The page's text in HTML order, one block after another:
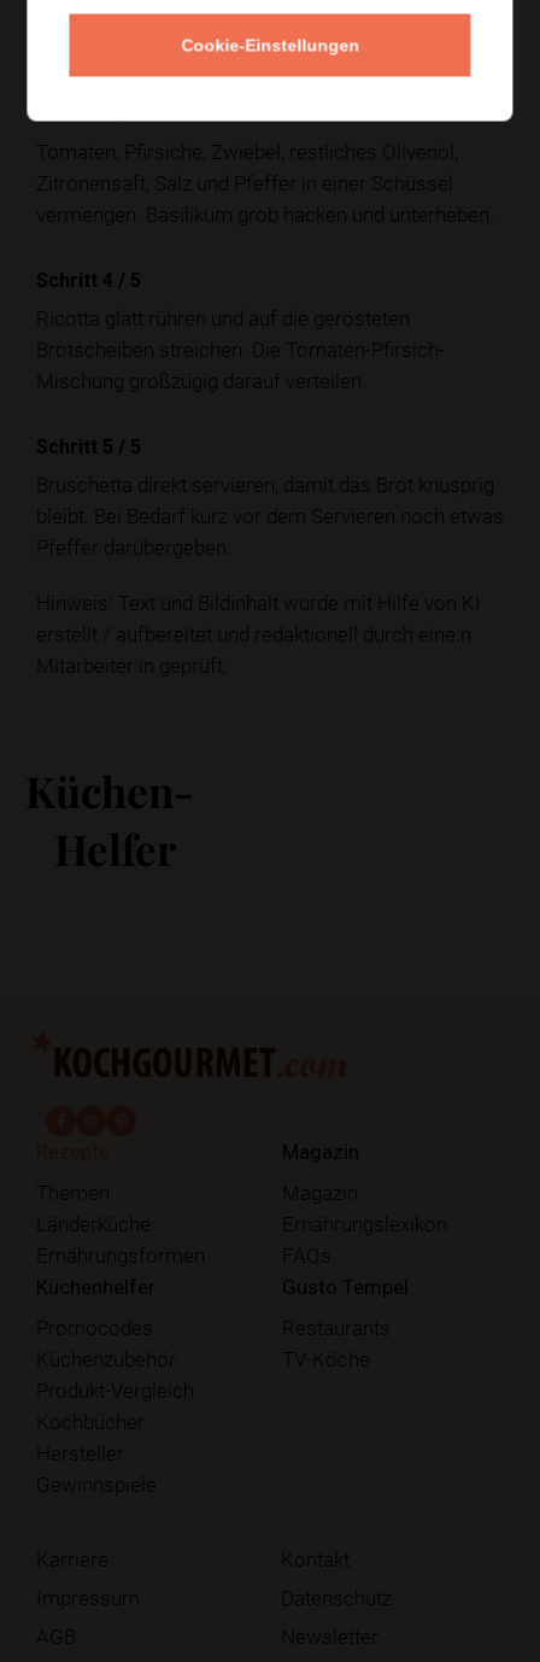
klein würfeln. Rote Zwiebel schälen und sehr fein
Tomaten, Pfirsiche, Zwiebel, restliches Olivenöl,
Zitronensaft, Salz und Pfeffer in einer Schüssel
vermengen. Basilikum grob hacken und unterheben.
Schritt 4 / 5
Ricotta glatt rühren und auf die gerösteten
Brotscheiben streichen. Die Tomaten-Pfirsich-
Mischung großzügig darauf verteilen.
Schritt 5 / 5
Bruschetta direkt servieren, damit das Brot knusprig
bleibt. Bei Bedarf kurz vor dem Servieren noch etwas
Pfeffer darübergeben.
Hinweis: Text und Bildinhalt wurde mit Hilfe von KI
erstellt / aufbereitet und redaktionell durch eine:n
Mitarbeiter:in geprüft.
Küchen-
Helfer
Themen
Länderküche
Ernährungsformen
Magazin
Magazin
Ernährungslexikon
FAQs
Küchenhelfer
Promocodes
Küchenzubehör
Produkt-Vergleich
Kochbücher
Hersteller
Gewinnspiele
Gusto Tempel
Restaurants
TV-Köche
Karriere
Kontakt
Impressum
Datenschutz
AGB
Newsletter
Cookie-Einstellungen